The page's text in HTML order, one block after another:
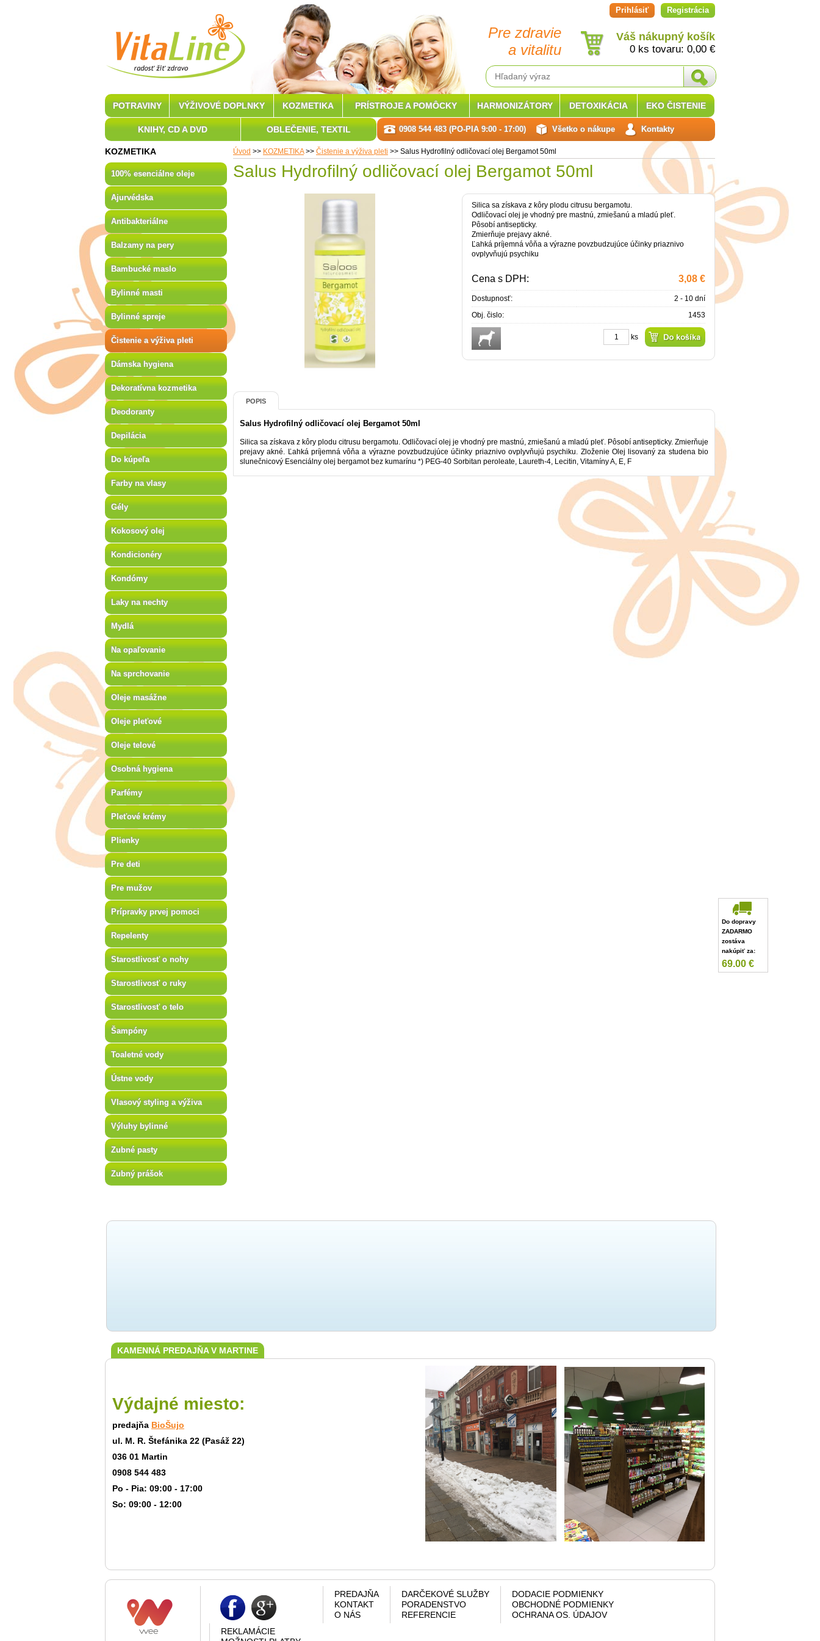
Pre zdravie
a vitalitu
Prihlásiť Registrácia
Váš nákupný košík
0 ks tovaru: 0,00 €
Úvod >> KOZMETIKA >> Čistenie a výživa pleti >> Salus Hydrofilný odličovací olej Bergamot 50ml
Salus Hydrofilný odličovací olej Bergamot 50ml
Silica sa získava z kôry plodu citrusu bergamotu.
Odličovací olej je vhodný pre mastnú, zmiešanú a mladú pleť.
Pôsobí antisepticky.
Zmierňuje prejavy akné.
Ľahká príjemná vôňa a výrazne povzbudzujúce účinky priaznivo
ovplyvňujú psychiku
Cena s DPH: 3,08 €
Dostupnosť:
2 - 10 dní
Obj. čislo:
1453
ks
POPIS
Salus Hydrofilný odličovací olej Bergamot 50ml
Silica sa získava z kôry plodu citrusu bergamotu. Odličovací olej je vhodný pre mastnú, zmiešanú a mladú pleť. Pôsobí antisepticky. Zmierňuje
prejavy akné. Ľahká príjemná vôňa a výrazne povzbudzujúce účinky priaznivo ovplyvňujú psychiku. Zloženie Olej lisovaný za studena bio
slunečnicový Esenciálny olej bergamot bez kumarínu *) PEG-40 Sorbitan peroleate, Laureth-4, Lecitin, Vitamíny A, E, F
KOZMETIKA
100% esenciálne oleje
Ajurvédska
Antibakteriálne
Balzamy na pery
Bambucké maslo
Bylinné masti
Bylinné spreje
Čistenie a výživa pleti
Dámska hygiena
Dekoratívna kozmetika
Deodoranty
Depilácia
Do kúpeľa
Farby na vlasy
Gély
Kokosový olej
Kondicionéry
Kondómy
Laky na nechty
Mydlá
Na opaľovanie
Na sprchovanie
Oleje masážne
Oleje pleťové
Oleje telové
Osobná hygiena
Parfémy
Pleťové krémy
Plienky
Pre deti
Pre mužov
Prípravky prvej pomoci
Repelenty
Starostlivosť o nohy
Starostlivosť o ruky
Starostlivosť o telo
Šampóny
Toaletné vody
Ústne vody
Vlasový styling a výživa
Výluhy bylinné
Zubné pasty
Zubný prášok
KAMENNÁ PREDAJŇA V MARTINE
Výdajné miesto:
predajňa BioŠujo
ul. M. R. Štefánika 22 (Pasáž 22)
036 01 Martin
0908 544 483
Po - Pia: 09:00 - 17:00
So: 09:00 - 12:00
POTRAVINY VÝŽIVOVÉ DOPLNKY KOZMETIKA PRÍSTROJE A POMÔCKY HARMONIZÁTORY DETOXIKÁCIA EKO ČISTENIE
KNIHY, CD A DVD OBLEČENIE, TEXTIL 0908 544 483 (PO-PIA 9:00 - 17:00) Všetko o nákupe Kontakty
PREDAJŇA
KONTAKT
O NÁS
DARČEKOVÉ SLUŽBY
PORADENSTVO
REFERENCIE
DODACIE PODMIENKY
OBCHODNÉ PODMIENKY
OCHRANA OS. ÚDAJOV
REKLAMÁCIE
Do dopravy
ZADARMO
zostáva
nakúpiť za:
69.00 €